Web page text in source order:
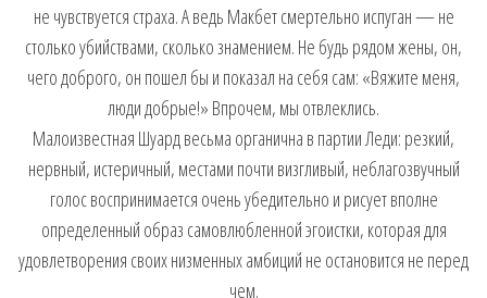
не чувствуется страха. А ведь Макбет смертельно испуган — не
столько убийствами, сколько знамением. Не будь рядом жены, он,
чего доброго, он пошел бы и показал на себя сам: «Вяжите меня,
люди добрые!» Впрочем, мы отвлеклись.
Малоизвестная Шуард весьма органична в партии Леди: резкий,
нервный, истеричный, местами почти визгливый, неблагозвучный
голос воспринимается очень убедительно и рисует вполне
определенный образ самовлюбленной эгоистки, которая для
удовлетворения своих низменных амбиций не остановится не перед
чем.